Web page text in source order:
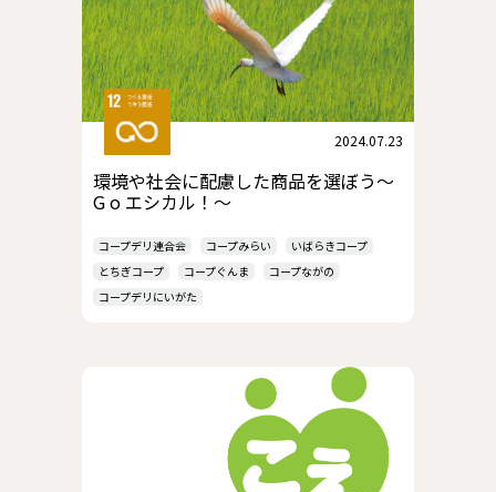
2024.07.23
環境や社会に配慮した商品を選ぼう～
G o エシカル！～
コープデリ連合会 コープみらい
いばらきコープ
とちぎコープ
コープぐんま
コープながの
コープデリにいがた